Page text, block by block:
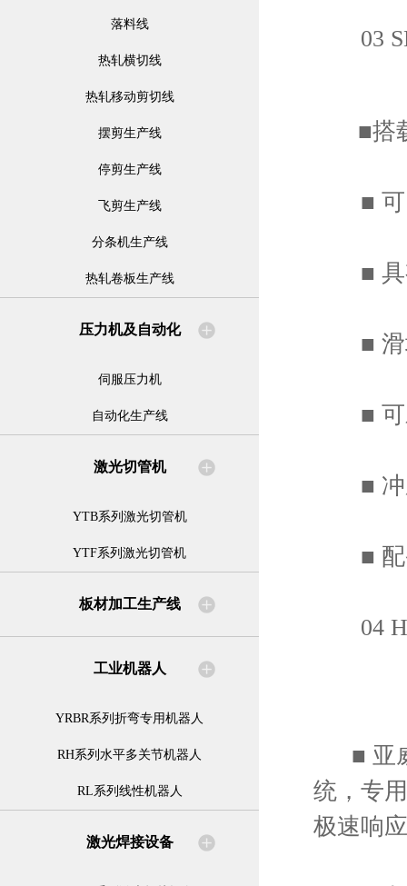
落料线
热轧横切线
热轧移动剪切线
摆剪生产线
停剪生产线
飞剪生产线
分条机生产线
热轧卷板生产线
压力机及自动化
伺服压力机
自动化生产线
激光切管机
YTB系列激光切管机
YTF系列激光切管机
板材加工生产线
工业机器人
YRBR系列折弯专用机器人
RH系列水平多关节机器人
RL系列线性机器人
激光焊接设备
03
■搭载
■ 可以
■ 具有
■ 滑块
■ 可对
■ 冲压
■ 配备
04
■ 亚威
统，专
极速响